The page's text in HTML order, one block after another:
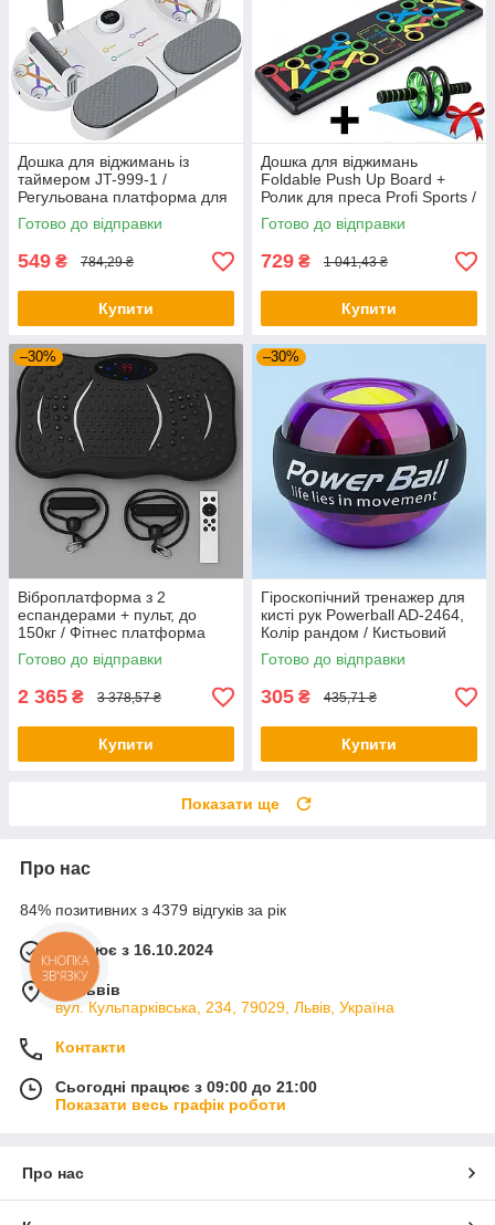
Дошка для віджимань із
таймером JT-999-1 /
Регульована платформа для
віджимань / Фітнес тренажер
для преса
Готово до відправки
549 ₴ 784,29 ₴
Купити
Дошка для віджимань
Foldable Push Up Board +
Ролик для преса Profi Sports /
Платформа з упорами
Готово до відправки
729 ₴ 1 041,43 ₴
Купити
–30%
Віброплатформа з 2
еспандерами + пульт, до
150кг / Фітнес платформа
для вправ на все тіло
Готово до відправки
2 365 ₴ 3 378,57 ₴
Купити
–30%
Гіроскопічний тренажер для
кисті рук Powerball AD-2464,
Колір рандом / Кистьовий
еспандер / Гіроскопічний
еспандер
Готово до відправки
305 ₴ 435,71 ₴
Купити
Показати ще
Про нас
84% позитивних з 4379 відгуків за рік
Працює з 16.10.2024
м. Львів
вул. Кульпарківська, 234, 79029, Львів, Україна
Контакти
Сьогодні працює з 09:00 до 21:00
Показати весь графік роботи
Про нас
КНОПКА
ЗВ'ЯЗКУ